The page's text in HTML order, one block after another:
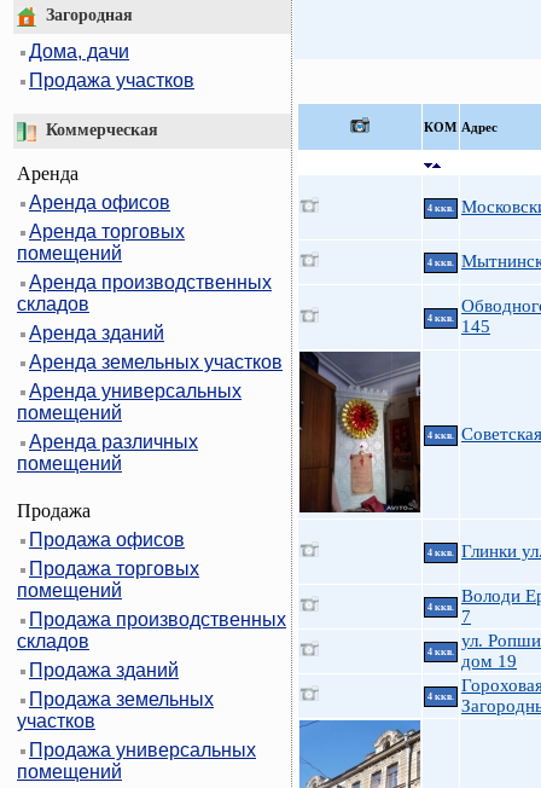
Загородная
Дома, дачи
Продажа участков
Коммерческая
Аренда
Аренда офисов
Аренда торговых
помещений
Аренда производственных
складов
Аренда зданий
Аренда земельных участков
Аренда универсальных
помещений
Аренда различных
помещений
Продажа
Продажа офисов
Продажа торговых
помещений
Продажа производственных
складов
Продажа зданий
Продажа земельных
участков
Продажа универсальных
помещений
КOМ Адрес
4 ккв.
4 ккв.
4 ккв.
145
4 ккв.
4 ккв. Глинки
4 ккв.
Володи
7
4 ккв.
ул.
дом 19
4 ккв.